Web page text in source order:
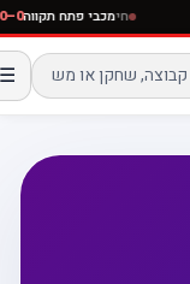
חימכבי פתח
☰